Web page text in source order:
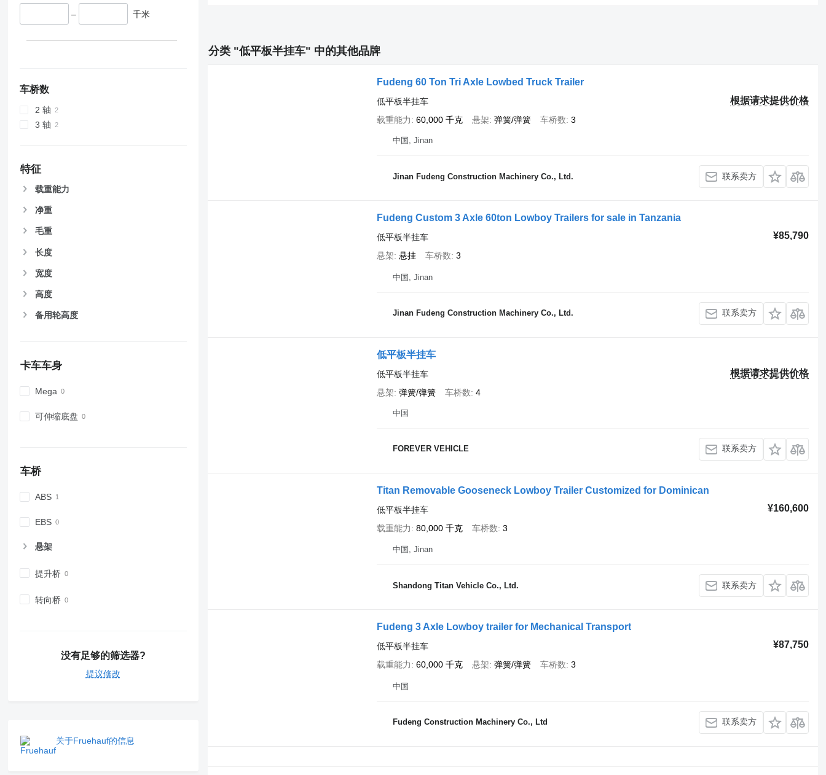
– 千米
车桥数
2 轴
3 轴
特征
载重能力
净重
毛重
长度
宽度
高度
备用轮高度
卡车车身
Mega
可伸缩底盘
车桥
ABS
EBS
悬架
提升桥
转向桥
没有足够的筛选器?
提议修改
关于Fruehauf的信息
分类 "低平板半挂车" 中的其他品牌
Fudeng 60 Ton Tri Axle Lowbed Truck Trailer
根据请求提供价格
低平板半挂车
载重能力
60,000 千克 悬架 弹簧/弹簧 车桥数 3
中国, Jinan
Jinan Fudeng Construction Machinery Co., Ltd. 联系卖方
Fudeng Custom 3 Axle 60ton Lowboy Trailers for sale in Tanzania
¥85,790
低平板半挂车
悬架 悬挂 车桥数 3
中国, Jinan
Jinan Fudeng Construction Machinery Co., Ltd. 联系卖方
低平板半挂车
根据请求提供价格
低平板半挂车
悬架 弹簧/弹簧 车桥数 4
中国
FOREVER VEHICLE 联系卖方
Titan Removable Gooseneck Lowboy Trailer Customized for Dominican
¥160,600
低平板半挂车
载重能力
80,000 千克 车桥数 3
中国, Jinan
Shandong Titan Vehicle Co., Ltd. 联系卖方
Fudeng 3 Axle Lowboy trailer for Mechanical Transport
¥87,750
低平板半挂车
载重能力
60,000 千克 悬架 弹簧/弹簧 车桥数 3
中国
Fudeng Construction Machinery Co., Ltd 联系卖方